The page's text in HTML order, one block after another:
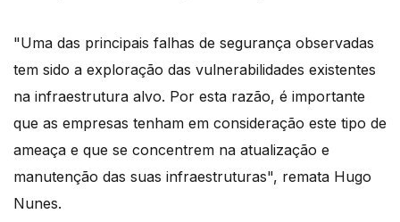
"Uma das principais falhas de segurança observadas
tem sido a exploração das vulnerabilidades existentes
na infraestrutura alvo. Por esta razão, é importante
que as empresas tenham em consideração este tipo de
ameaça e que se concentrem na atualização e
manutenção das suas infraestruturas", remata Hugo
Nunes.